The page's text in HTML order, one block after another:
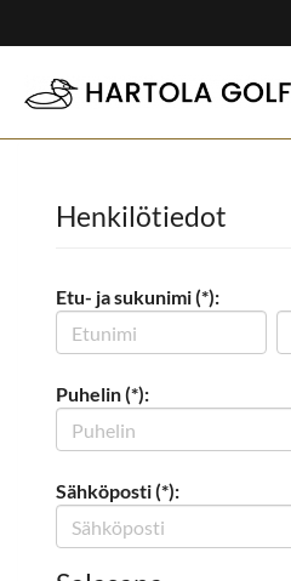
Henkilötiedot
Etu- ja sukunimi (*):
Puhelin (*):
Sähköposti (*):